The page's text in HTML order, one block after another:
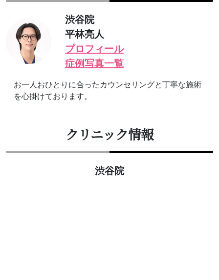
渋谷院
平林亮人
プロフィール
症例写真一覧
お一人おひとりに合ったカウンセリングと丁寧な施術
を心掛けております。
クリニック情報
渋谷院